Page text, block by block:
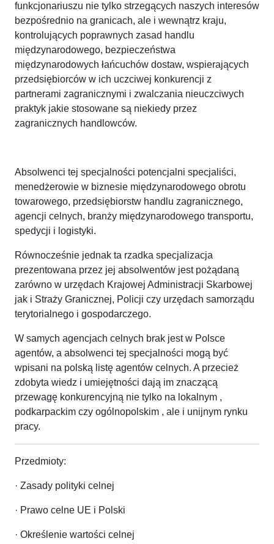
funkcjonariuszu nie tylko strzegących naszych interesów
bezpośrednio na granicach, ale i wewnątrz kraju,
kontrolujących poprawnych zasad handlu
międzynarodowego, bezpieczeństwa
międzynarodowych łańcuchów dostaw, wspierających
przedsiębiorców w ich uczciwej konkurencji z
partnerami zagranicznymi i zwalczania nieuczciwych
praktyk jakie stosowane są niekiedy przez
zagranicznych handlowców.
Absolwenci tej specjalności potencjalni specjaliści,
menedżerowie w biznesie międzynarodowego obrotu
towarowego, przedsiębiorstw handlu zagranicznego,
agencji celnych, branży międzynarodowego transportu,
spedycji i logistyki.
Równocześnie jednak ta rzadka specjalizacja
prezentowana przez jej absolwentów jest pożądaną
zarówno w urzędach Krajowej Administracji Skarbowej
jak i Straży Granicznej, Policji czy urzędach samorządu
terytorialnego i gospodarczego.
W samych agencjach celnych brak jest w Polsce
agentów, a absolwenci tej specjalności mogą być
wpisani na polską listę agentów celnych. A przecież
zdobyta wiedz i umiejętności dają im znaczącą
przewagę konkurencyjną nie tylko na lokalnym ,
podkarpackim czy ogólnopolskim , ale i unijnym rynku
pracy.
Przedmioty:
· Zasady polityki celnej
· Prawo celne UE i Polski
· Określenie wartości celnej